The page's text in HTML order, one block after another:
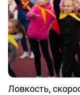
Ловкость,